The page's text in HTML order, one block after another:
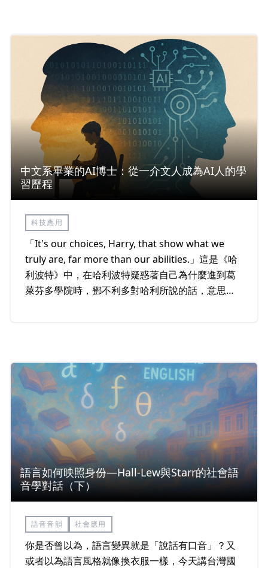
中文系畢業的AI博士：從一介文人成為AI人的學
習歷程
科技應用
「It's our choices, Harry, that show what we
truly are, far more than our abilities.」這是《哈
利波特》中，在哈利波特疑惑著自己為什麼進到葛
萊芬多學院時，鄧不利多對哈利所說的話，意思是
實是一種選擇。
語言如何映照身份—Hall-Lew與Starr的社會語
音學對話（下）
語音音韻 社會應用
你是否曾以為，語言變異就是「說話有口音」？又
或者以為語言風格就像換衣服一樣，今天講台灣國